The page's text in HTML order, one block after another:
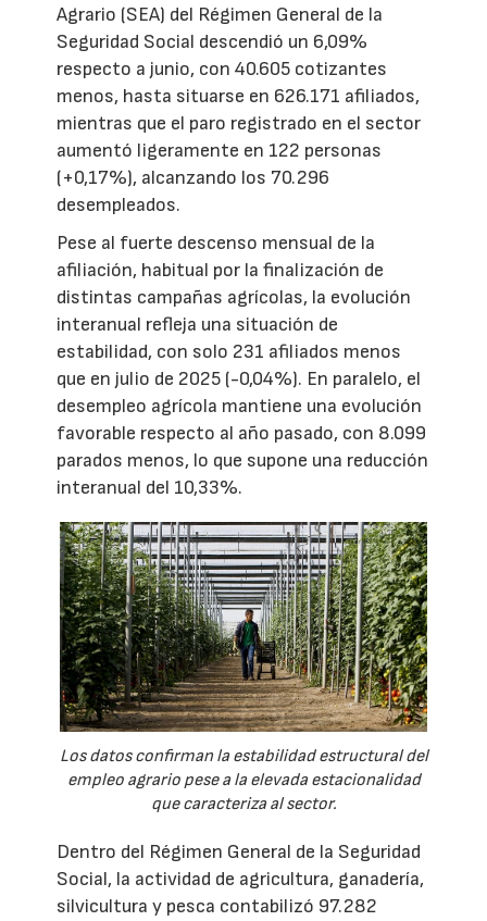
Agrario (SEA) del Régimen General de la
Seguridad Social descendió un 6,09%
respecto a junio, con 40.605 cotizantes
menos, hasta situarse en 626.171 afiliados,
mientras que el paro registrado en el sector
aumentó ligeramente en 122 personas
(+0,17%), alcanzando los 70.296
desempleados.
Pese al fuerte descenso mensual de la
afiliación, habitual por la finalización de
distintas campañas agrícolas, la evolución
interanual refleja una situación de
estabilidad, con solo 231 afiliados menos
que en julio de 2025 (-0,04%). En paralelo, el
desempleo agrícola mantiene una evolución
favorable respecto al año pasado, con 8.099
parados menos, lo que supone una reducción
interanual del 10,33%.
Los datos confirman la estabilidad estructural del
empleo agrario pese a la elevada estacionalidad
que caracteriza al sector.
Dentro del Régimen General de la Seguridad
Social, la actividad de agricultura, ganadería,
silvicultura y pesca contabilizó 97.282